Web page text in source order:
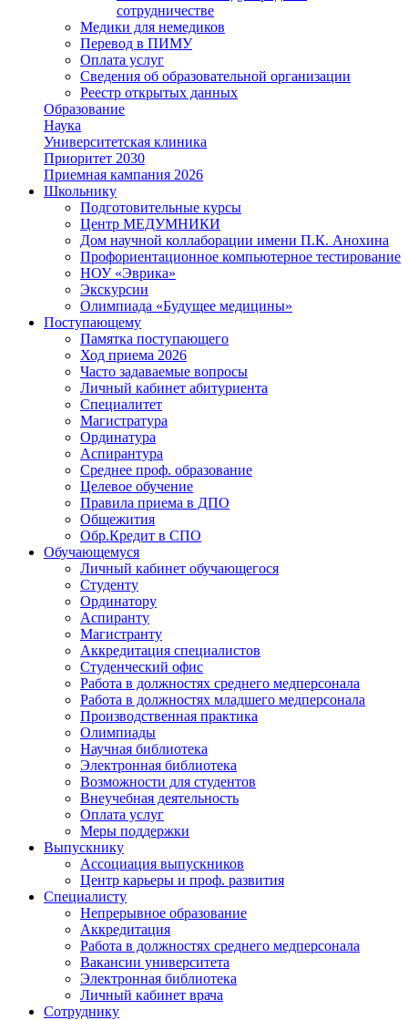
сотрудничестве
Медики для немедиков
Перевод в ПИМУ
Оплата услуг
Сведения об образовательной организации
Реестр открытых данных
Образование
Наука
Университетская клиника
Приоритет 2030
Приемная кампания 2026
Школьнику
Подготовительные курсы
Центр МЕДУМНИКИ
Дом научной коллаборации имени П.К. Анохина
Профориентационное компьютерное тестирование
НОУ «Эврика»
Экскурсии
Олимпиада «Будущее медицины»
Поступающему
Памятка поступающего
Ход приема 2026
Часто задаваемые вопросы
Личный кабинет абитуриента
Специалитет
Магистратура
Ординатура
Аспирантура
Среднее проф. образование
Целевое обучение
Правила приема в ДПО
Общежития
Обр.Кредит в СПО
Обучающемуся
Личный кабинет обучающегося
Студенту
Ординатору
Аспиранту
Магистранту
Аккредитация специалистов
Студенческий офис
Работа в должностях среднего медперсонала
Работа в должностях младшего медперсонала
Производственная практика
Олимпиады
Научная библиотека
Электронная библиотека
Возможности для студентов
Внеучебная деятельность
Оплата услуг
Меры поддержки
Выпускнику
Ассоциация выпускников
Центр карьеры и проф. развития
Специалисту
Непрерывное образование
Аккредитация
Работа в должностях среднего медперсонала
Вакансии университета
Электронная библиотека
Личный кабинет врача
Сотруднику